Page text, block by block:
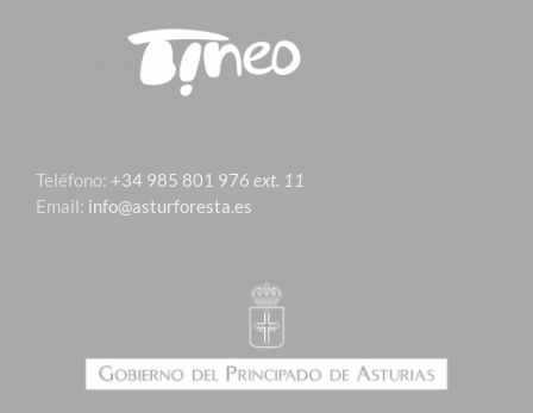
Teléfono: +34 985 801 976 ext. 11
Email: info@asturforesta.es